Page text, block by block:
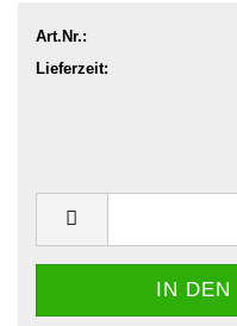
Art.Nr.:
Lieferzeit: